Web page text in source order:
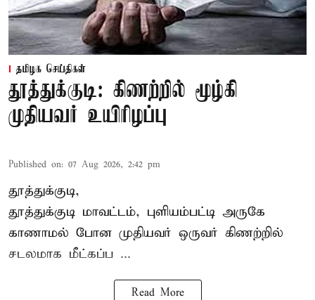
தமிழக செய்திகள்
தூத்துக்குடி: கிணற்றில் மூழ்கி
முதியவர் உயிரிழப்பு
Published on: 07 Aug 2026, 2:42 pm
தூத்துக்குடி,
தூத்துக்குடி மாவட்டம், புளியம்பட்டி அருகே
காணாமல் போன முதியவர் ஒருவர் கிணற்றில்
சடலமாக மீட்கப்ப ...
Read More